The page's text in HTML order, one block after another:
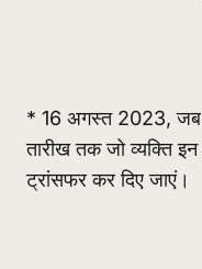
* 16 अगस्त 2023, जब
तारीख तक जो व्यक्ति
ट्रांसफर कर दिए जाएं।